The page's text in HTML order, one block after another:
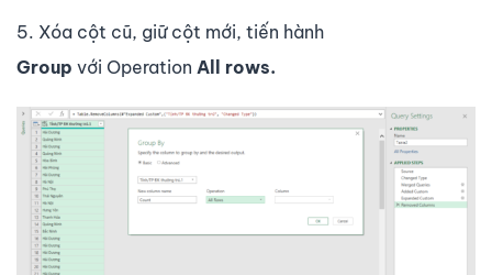
5. Xóa cột cũ, giữ cột mới, tiến hành
Group với Operation All rows.